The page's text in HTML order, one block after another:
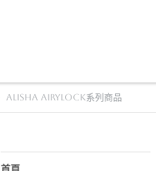
AliSHA AIRYLOCK系列商品